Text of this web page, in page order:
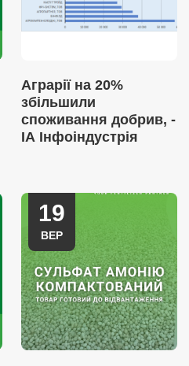
Аграрії на 20%
збільшили
споживання добрив, -
ІА Інфоіндустрія
19
ВЕР